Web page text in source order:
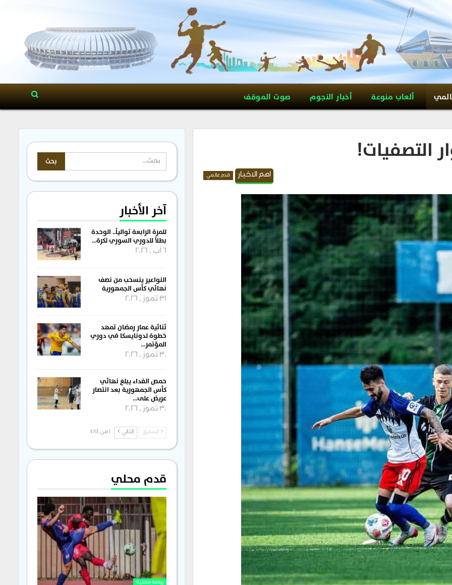
ألعاب منوعة أخبار النجوم صوت الموقف
التصفيات!
اهم الاخبار قدم عالمي
آخر الأخبار
للمرة الرابعة توالياً.. الوحدة
بطلاً للدوري السوري لكرة…
6 آب , 2026
النواعير ينسحب من نصف
نهائي كأس الجمهورية
31 تموز , 2026
ثنائية عمار رمضان تمهد
خطوة لدونايسكا في دوري
المؤتمر…
30 تموز , 2026
حمص الفداء يبلغ نهائي
كأس الجمهورية بعد انتصار
عريض على…
30 تموز , 2026
السابق التالي 1 من 484
قدم محلي
رياضة محلية